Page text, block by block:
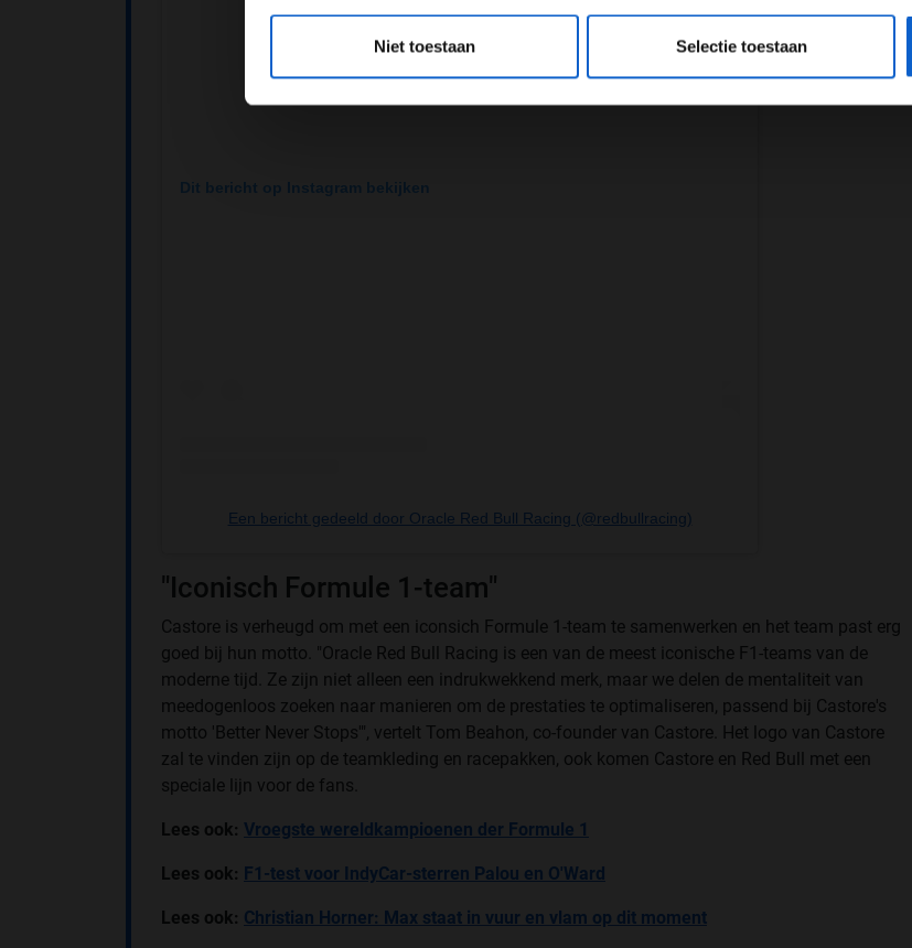
Niet toestaan Selectie toestaan
Dit bericht op Instagram bekijken
Een bericht gedeeld door Oracle Red Bull Racing (@redbullracing)
"Iconisch Formule 1-team"
Castore is verheugd om met een iconsich Formule 1-team te samenwerken en het team past erg
goed bij hun motto. "Oracle Red Bull Racing is een van de meest iconische F1-teams van de
moderne tijd. Ze zijn niet alleen een indrukwekkend merk, maar we delen de mentaliteit van
meedogenloos zoeken naar manieren om de prestaties te optimaliseren, passend bij Castore's
motto 'Better Never Stops'", vertelt Tom Beahon, co-founder van Castore. Het logo van Castore
zal te vinden zijn op de teamkleding en racepakken, ook komen Castore en Red Bull met een
speciale lijn voor de fans.
Lees ook: Vroegste wereldkampioenen der Formule 1
Lees ook: F1-test voor IndyCar-sterren Palou en O'Ward
Lees ook: Christian Horner: Max staat in vuur en vlam op dit moment
*Raadpleeg onsprivacybeleidvoor meer informatie over